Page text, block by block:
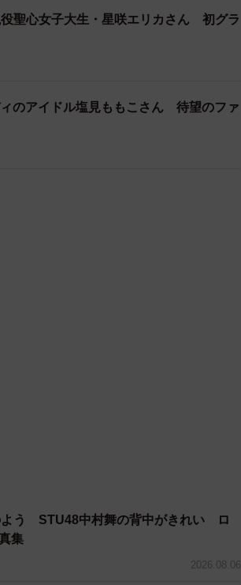
役聖心女子大生・星咲エリカさん 初グラ
のアイドル塩見ももこさん 待望のファ
よう STU48中村舞の背中がきれい ロ
集
2026.08.06